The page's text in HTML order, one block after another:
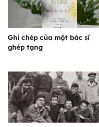
Ghi chép của một bác sĩ
ghép tạng